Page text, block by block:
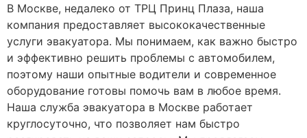
В Москве, недалеко от ТРЦ Принц Плаза, наша
компания предоставляет высококачественные
услуги эвакуатора. Мы понимаем, как важно быстро
и эффективно решить проблемы с автомобилем,
поэтому наши опытные водители и современное
оборудование готовы помочь вам в любое время.
Наша служба эвакуатора в Москве работает
круглосуточно, что позволяет нам быстро